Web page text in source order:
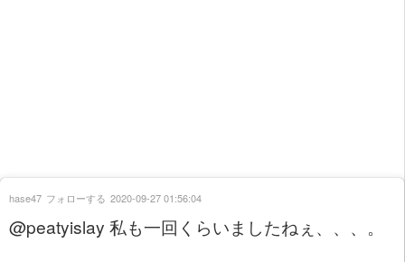
@peatyislay 私も一回くらいましたねぇ、、、。
hase47 フォローする 2020-09-27 01:56:04